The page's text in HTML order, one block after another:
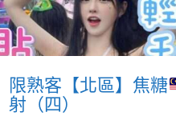
限熟客【北區】焦糖
射（四）